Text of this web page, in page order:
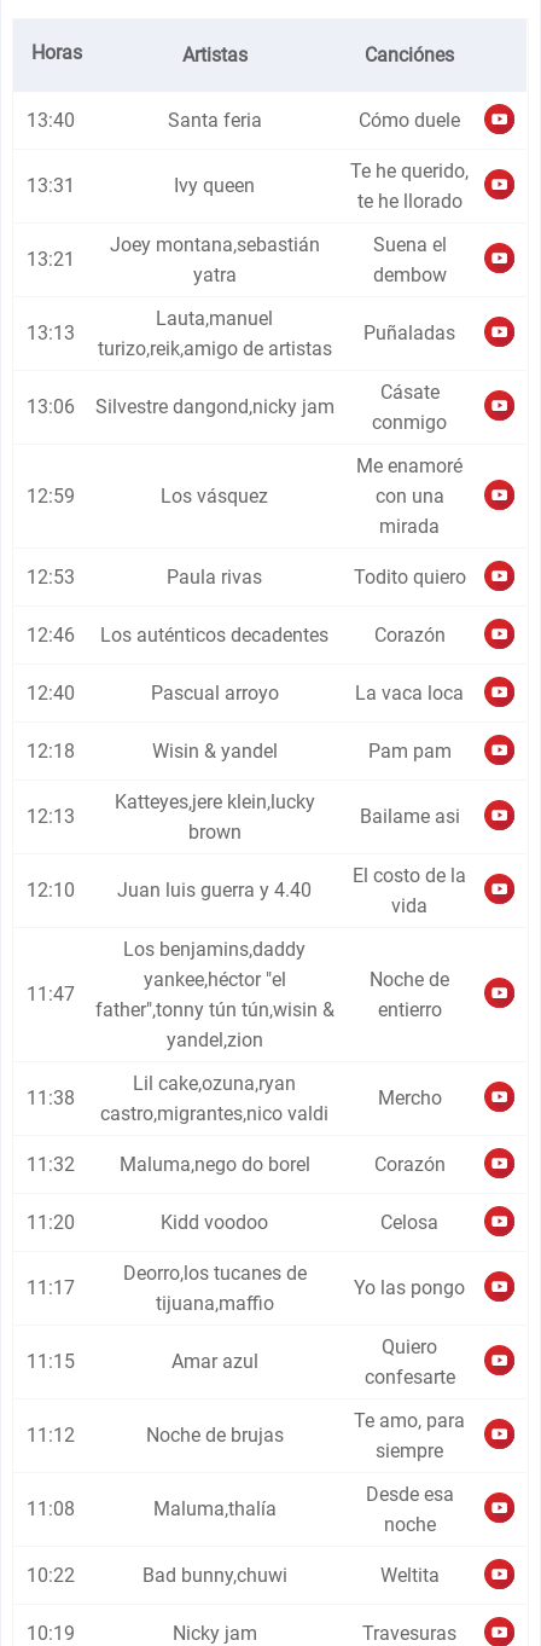
Horas Artistas Canciónes
13:40 Santa feria Cómo duele
13:31 Ivy queen
Te he querido,
te he llorado
13:21
Joey montana,sebastián
yatra
Suena el
dembow
13:13
Lauta,manuel
turizo,reik,amigo de artistas
Puñaladas
13:06 Silvestre dangond,nicky jam
Cásate
conmigo
12:59 Los vásquez
Me enamoré
con una
mirada
12:53 Paula rivas Todito quiero
12:46 Los auténticos decadentes Corazón
12:40 Pascual arroyo La vaca loca
12:18 Wisin & yandel Pam pam
12:13
Katteyes,jere klein,lucky
brown
Bailame asi
12:10 Juan luis guerra y 4.40
El costo de la
vida
11:47
Los benjamins,daddy
yankee,héctor "el
father",tonny tún tún,wisin &
yandel,zion
Noche de
entierro
11:38
Lil cake,ozuna,ryan
castro,migrantes,nico valdi
Mercho
11:32 Maluma,nego do borel Corazón
11:20 Kidd voodoo Celosa
11:17
Deorro,los tucanes de
tijuana,maffio
Yo las pongo
11:15 Amar azul
Quiero
confesarte
11:12 Noche de brujas
Te amo, para
siempre
11:08 Maluma,thalía
Desde esa
noche
10:22 Bad bunny,chuwi Weltita
10:19 Nicky jam Travesuras